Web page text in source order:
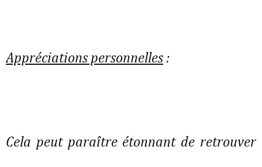
Appréciations personnelles :
Cela peut paraître étonnant de retrouver